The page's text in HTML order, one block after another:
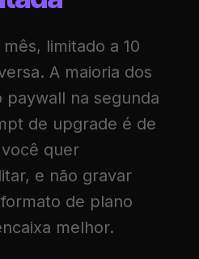
limitado a 10
A maioria dos
paywall na segunda
de upgrade é de
quer
e não gravar
de plano
melhor.